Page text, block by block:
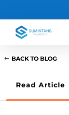
BACK TO BLOG
Read Article